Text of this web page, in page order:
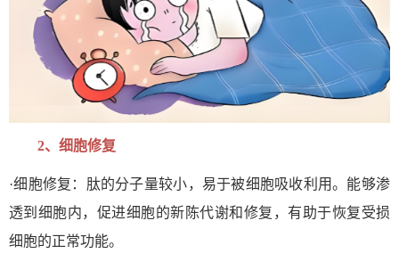
2、 细胞修复
·细胞修复： 肽的分子量较小，易于被细胞吸收利用。能够渗
透到细胞内，促进细胞的新陈代谢和修复，有助于恢复受损
细胞的正常功能。